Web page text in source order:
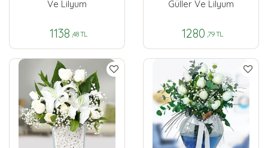
Ve Lilyum
1138 ,48 TL
Güller Ve Lilyum
1280 ,79 TL